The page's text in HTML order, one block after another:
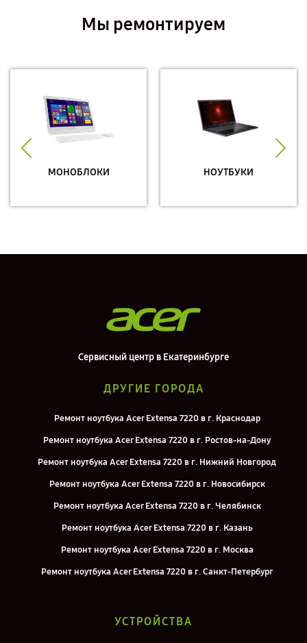
Мы ремонтируем
МОНОБЛОКИ НОУТБУКИ
Сервисный центр в Екатеринбурге
ДРУГИЕ ГОРОДА
Ремонт ноутбука Acer Extensa 7220 в г. Краснодар
Ремонт ноутбука Acer Extensa 7220 в г. Ростов-на-Дону
Ремонт ноутбука Acer Extensa 7220 в г. Нижний Новгород
Ремонт ноутбука Acer Extensa 7220 в г. Новосибирск
Ремонт ноутбука Acer Extensa 7220 в г. Челябинск
Ремонт ноутбука Acer Extensa 7220 в г. Казань
Ремонт ноутбука Acer Extensa 7220 в г. Москва
Ремонт ноутбука Acer Extensa 7220 в г. Санкт-Петербург
УСТРОЙСТВА